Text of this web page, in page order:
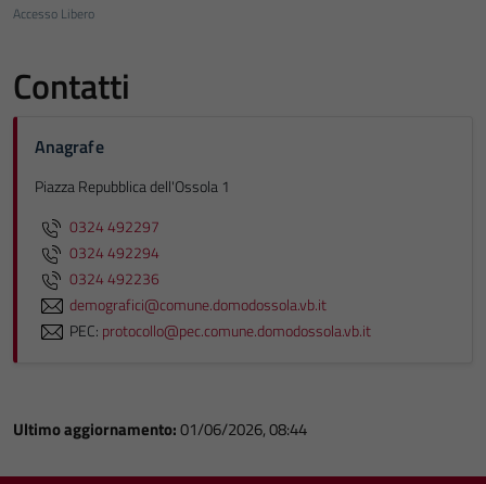
Accesso Libero
Contatti
Anagrafe
Piazza Repubblica dell'Ossola 1
0324 492297
0324 492294
0324 492236
demografici@comune.domodossola.vb.it
PEC: protocollo@pec.comune.domodossola.vb.it
Ultimo aggiornamento:01/06/2026, 08:44